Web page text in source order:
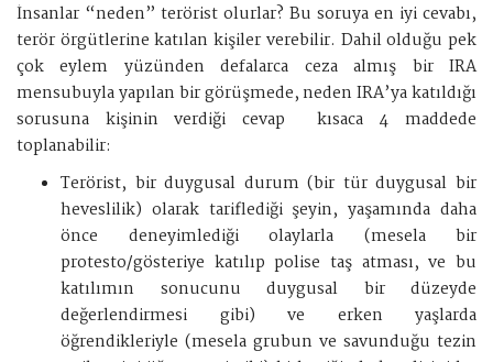
İnsanlar “neden” terörist olurlar? Bu soruya en iyi cevabı,
terör örgütlerine katılan kişiler verebilir. Dahil olduğu pek
çok eylem yüzünden defalarca ceza almış bir IRA
mensubuyla yapılan bir görüşmede, neden IRA’ya katıldığı
sorusuna kişinin verdiği cevap kısaca 4 maddede
toplanabilir:
Terörist, bir duygusal durum (bir tür duygusal bir
heveslilik) olarak tariflediği şeyin, yaşamında daha
önce deneyimlediği olaylarla (mesela bir
protesto/gösteriye katılıp polise taş atması, ve bu
katılımın sonucunu duygusal bir düzeyde
değerlendirmesi gibi) ve erken yaşlarda
öğrendikleriyle (mesela grubun ve savunduğu tezin